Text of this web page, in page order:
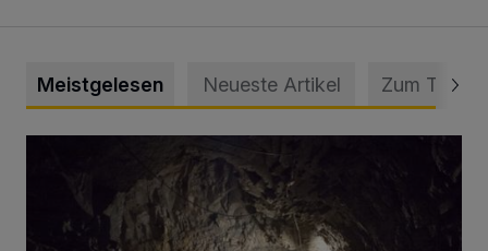
Meistgelesen Neueste Artikel Zum Thema